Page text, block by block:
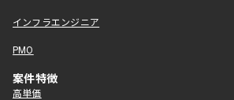
インフラエンジニア
PMO
案件特徴
高単価